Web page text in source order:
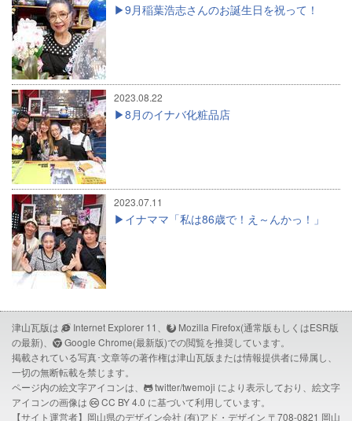
9月稲葉浩志さんのお誕生日を祝って！
2023.08.22
8月のイナバ化粧品店
2023.07.11
イナママ「私は86歳で！え～んかっ！」
津山瓦版は Internet Explorer 11、
Mozilla Firefox(通常版もしくはESR版
の最新)、
Google Chrome(最新版)での閲覧を推奨しています。
掲載されている写真･文章等の著作権は津山瓦版または情報提供者に帰属し、
一切の無断転載を禁じます。
ページ内の絵文字アイコンは、
twitter/twemoji により表示しており、絵文字
アイコンの画像は
CC BY 4.0 に基づいて利用しています。
【サイト運営者】岡山県のデザイン会社 (有)アド・デザイン 〒708-0821 岡山